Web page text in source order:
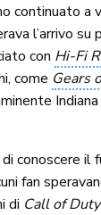
continuato a
l’arrivo su
con Hi-Fi
come Gears
conoscere il
fan
di Call of Duty